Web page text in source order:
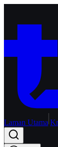
Laman Utama